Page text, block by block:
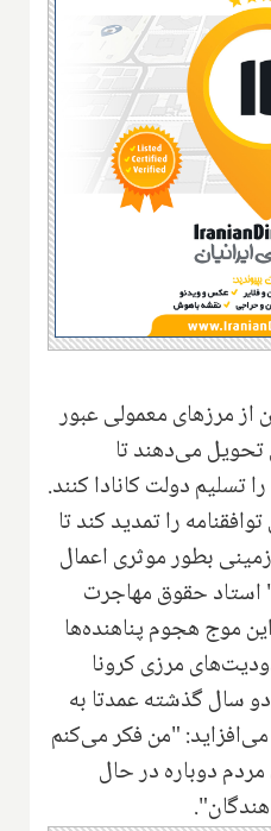
از مرزهای معمولی عبور
می‌دهند تا
دولت کانادا کنند.
را تمدید کند تا
بطور موثری اعمال
حقوق مهاجرت
موج هجوم پناهنده‌ها
مرزی کرونا
سال گذشته عمدتا به
"من فکر می‌کنم
دوباره در حال